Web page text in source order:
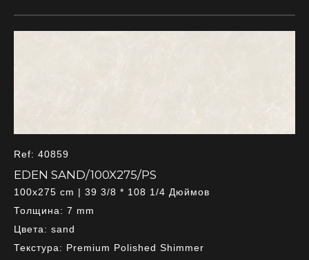
Ref: 40859
EDEN SAND/100X275/PS
100x275 cm | 39 3/8 * 108 1/4 Дюймов
Толщина: 7 mm
Цвета: sand
Текстура: Premium Polished Shimmer